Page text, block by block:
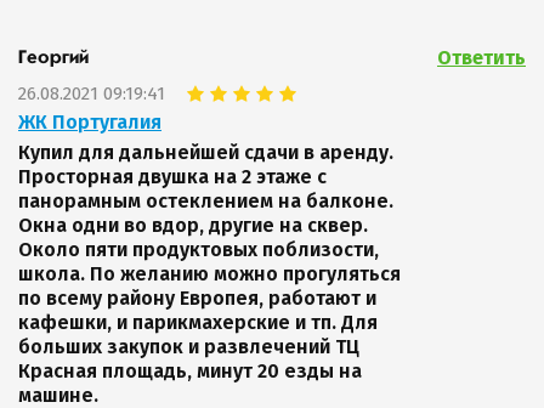
Георгий
26.08.2021 09:19:41
ЖК Португалия
Ответить
Купил для дальнейшей сдачи в аренду.
Просторная двушка на 2 этаже с
панорамным остеклением на балконе.
Окна одни во вдор, другие на сквер.
Около пяти продуктовых поблизости,
школа. По желанию можно прогуляться
по всему району Европея, работают и
кафешки, и парикмахерские и тп. Для
больших закупок и развлечений ТЦ
Красная площадь, минут 20 езды на
машине.